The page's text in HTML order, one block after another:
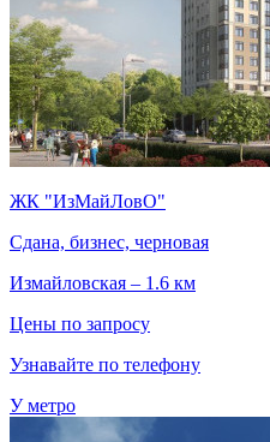
ЖК "ИзМайЛовО"
Сдана, бизнес, черновая
Измайловская – 1.6 км
Цены по запросу
Узнавайте по телефону
У метро